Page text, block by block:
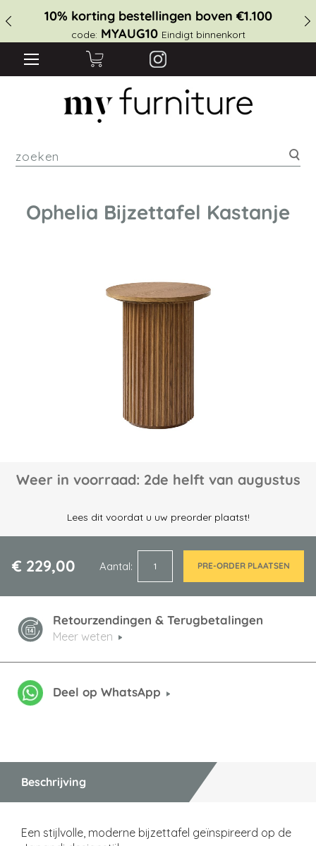
10% korting bestellingen boven €1.100
code: MYAUG10 Eindigt binnenkort
Ophelia Bijzettafel Kastanje
Weer in voorraad: 2de helft van augustus
Lees dit voordat u uw preorder plaatst!
€ 229,00 Aantal PRE-ORDER PLAATSEN
Retourzendingen & Terugbetalingen
Meer weten
Deel op WhatsApp
naar
de
gallerij
Beschrijving
Een stijlvolle, moderne bijzettafel geïnspireerd op de